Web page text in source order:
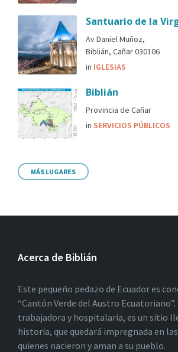
Santuario de la
Av Daniel Muñoz,
Biblián, Cañar 030106
in IGLESIAS
Biblián
Provincia de Cañar
in SERVICIOS PÚBLICOS
MÁS LUGARES
Acerca de Biblián
Este pequeño pedazo de Ecuador es
“Cantón Verde del Austro
trabajadora y hospitalaria, es un sitio
historia, que quedará impregnada en
quienes nacieron y aman a su pueblo.